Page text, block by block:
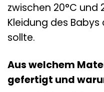
zwischen 20°C und
Kleidung des
sollte.
Aus welchem
gefertigt und